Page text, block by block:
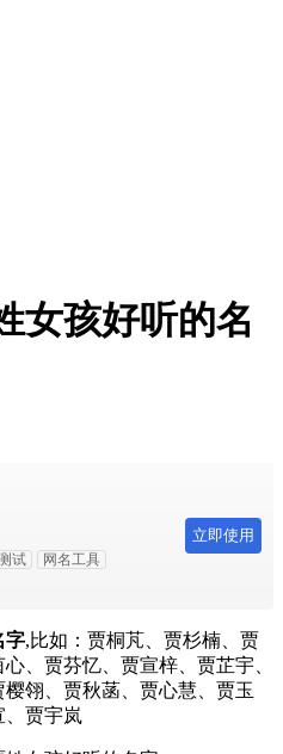
女孩好听的名
试
网名工具
立即使用
字,比如：贾桐芃、贾杉楠、贾
、贾芬忆、贾宣梓、贾芷宇、
翎、贾秋菡、贾心慧、贾玉
、贾宇岚